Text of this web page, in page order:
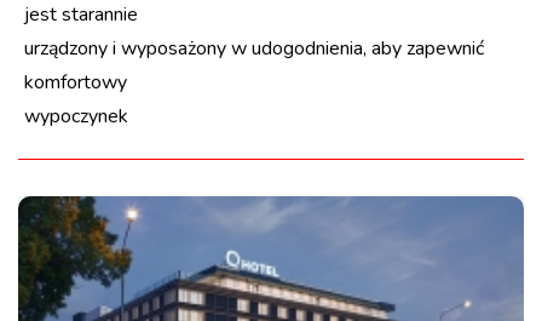
jest starannie
urządzony i wyposażony w udogodnienia, aby zapewnić
komfortowy
wypoczynek